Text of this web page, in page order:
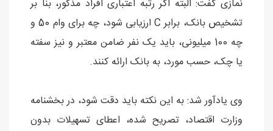
نمازی گفت: البته اگر رتبه اعتباری افراد مذکور، بنا بر
تشخیص بانک، برابر C ارزیابی شود، چه برای وام 50 و
چه 100 میلیونی، باید یک نفر ضامن معتبر و نیز سفته
یا چک، حسب مورد، به بانک ارائه کنند.
وی یادآور شد: به این نکته باید دقت شود، در بخشنامه
وزارت اقتصاد، تصریح شده، اعطای تسهیلات بدون